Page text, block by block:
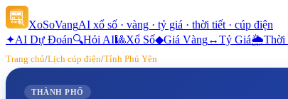
XoSoVangAI xổ số · vàng · tỷ giá · thời tiết · cúp điện
✦AI Dự Đoán🔍Hỏi AI🎱Xổ Số◆Giá Vàng↔Tỷ Giá🌦Thời
Trang chủ/Lịch cúp điện/Tỉnh Phú Yên
THÀNH PHỐ